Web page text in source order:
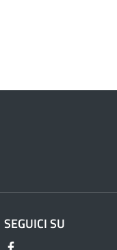
SEGUICI SU